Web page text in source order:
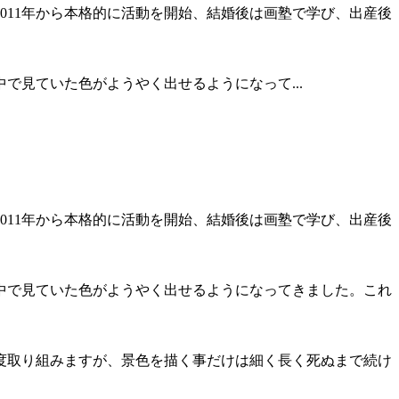
年から本格的に活動を開始、結婚後は画塾で学び、出産後
見ていた色がようやく出せるようになって...
年から本格的に活動を開始、結婚後は画塾で学び、出産後
見ていた色がようやく出せるようになってきました。これ
り組みますが、景色を描く事だけは細く長く死ぬまで続け